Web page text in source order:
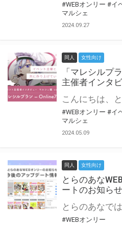
#WEBオンリー #イ
マルシェ
2024.09.27
同人 女性向け
「マレシルプ
主催者インタ
#WEBオンリー #イ
マルシェ
2024.05.09
同人 女性向け
とらのあな
ートのお知ら
#WEBオンリー